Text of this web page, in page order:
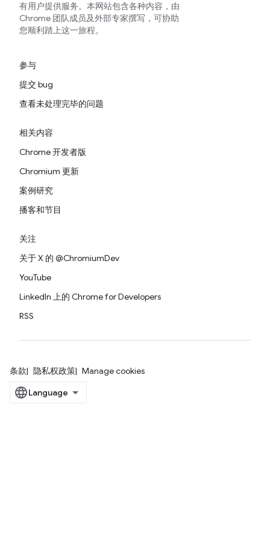
有用户提供服务。本网站包含各种内容，由
Chrome 团队成员及外部专家撰写，可协助
您顺利踏上这一旅程。
参与
提交 bug
查看未处理完毕的问题
相关内容
Chrome 开发者版
Chromium 更新
案例研究
播客和节目
关注
关于 X 的 @ChromiumDev
YouTube
LinkedIn 上的 Chrome for Developers
RSS
条款 隐私权政策 Manage cookies